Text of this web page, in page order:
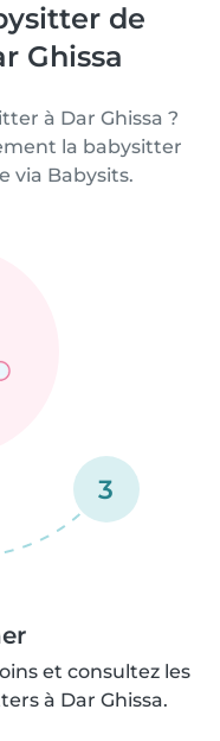
de
Ghissa
à Dar Ghissa ?
la babysitter
via Babysits.
3
et consultez les
à Dar Ghissa.